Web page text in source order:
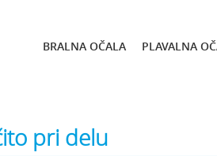
BRALNA OČALA PLAVALNA
pri delu